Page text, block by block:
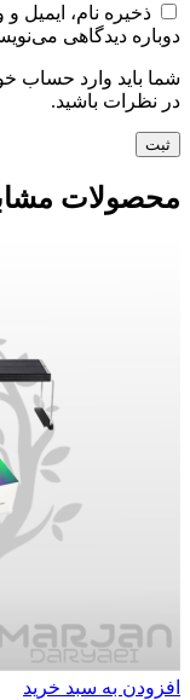
ذخیره نام، ایمیل
دوباره دیدگاهی
شما باید وارد حساب
در نظرات باشید.
محصولات
افزودن به سبد خرید